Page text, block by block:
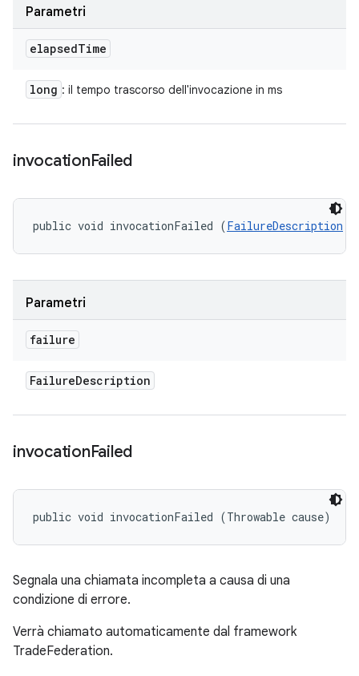
Parametri
elapsedTime
long : il tempo trascorso dell'invocazione in ms
invocationFailed
public void invocationFailed (FailureDescription
Parametri
failure
FailureDescription
invocationFailed
public void invocationFailed (Throwable cause)
Segnala una chiamata incompleta a causa di una
condizione di errore.
Verrà chiamato automaticamente dal framework
TradeFederation.